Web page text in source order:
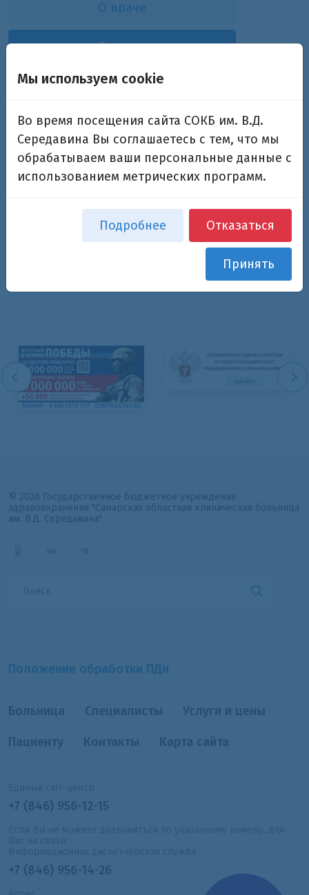
О враче
Отзывы
Александровна
врач анестезиолог-реаниматолог
Оставить отзыв
© 2026 Государственное бюджетное учреждение
здравоохранения "Самарская областная клиническая больница
им. В.Д. Середавина"
Положение обработки ПДн
Больница Специалисты Услуги и цены
Пациенту Контакты Карта сайта
+7 (846) 956-12-15
+7 (846) 956-14-26
Мы используем cookie
Во время посещения сайта СОКБ им. В.Д.
Середавина Вы соглашаетесь с тем, что мы
обрабатываем ваши персональные данные с
использованием метрических программ.
Подробнее Отказаться
Принять